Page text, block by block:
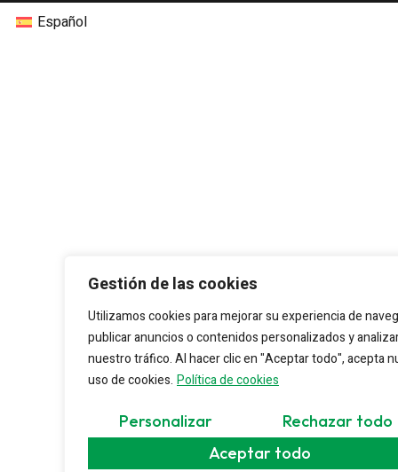
Gestión de las cookies
Utilizamos cookies para mejorar su experiencia de
publicar anuncios o contenidos personalizados y
nuestro tráfico. Al hacer clic en "Aceptar todo", acepta
uso de cookies. Política de cookies
Personalizar
Rechazar todo
Aceptar todo
Español